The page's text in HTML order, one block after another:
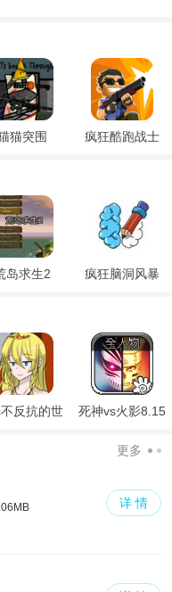
猫突围 疯狂酷跑战士
岛求生2 疯狂脑洞风暴
反抗的世
死神vs火影8.15
更多
详 情